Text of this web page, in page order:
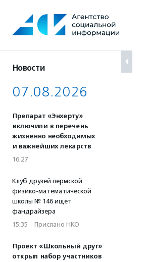
содержанию
Новости
07.08.2026
Препарат «Энхерту»
включили в перечень
жизненно необходимых
и важнейших лекарств
16:27
Клуб друзей пермской
физико-математической
школы № 146 ищет
фандрайзера
15:35 · Прислано НКО
Проект «Школьный друг»
открыл набор участников